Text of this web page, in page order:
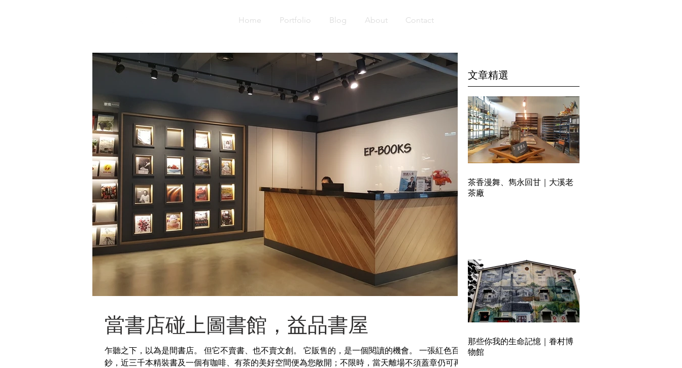
Home Portfolio Blog About Contact
當書店碰上圖書館，益品書屋
乍聽之下，以為是間書店。 但它不賣書、也不賣文創。 它販售的，是一個閱讀的機會。 一張紅色百元
鈔，近三千本精裝書及一個有咖啡、有茶的美好空間便為您敞開；不限時，當天離場不須蓋章仍可再入
​文章精選
茶香漫舞、雋永回甘｜大溪老
茶廠
那些你我的生命記憶｜眷村博
物館